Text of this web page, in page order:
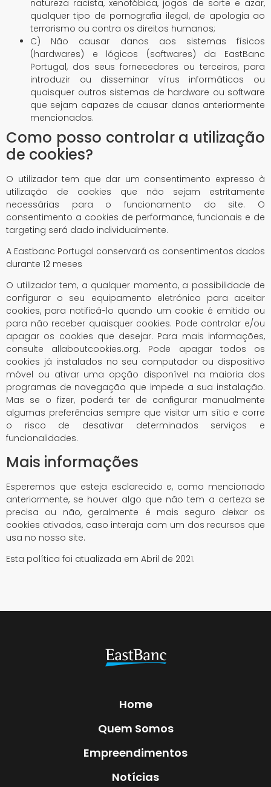
natureza racista, xenofóbica, jogos de sorte e azar,
qualquer tipo de pornografia ilegal, de apologia ao
terrorismo ou contra os direitos humanos;
C) Não causar danos aos sistemas físicos
(hardwares) e lógicos (softwares) da EastBanc
Portugal, dos seus fornecedores ou terceiros, para
introduzir ou disseminar vírus informáticos ou
quaisquer outros sistemas de hardware ou software
que sejam capazes de causar danos anteriormente
mencionados.
Como posso controlar a utilização
de cookies?
O utilizador tem que dar um consentimento expresso à
utilização de cookies que não sejam estritamente
necessárias para o funcionamento do site. O
consentimento a cookies de performance, funcionais e de
targeting será dado individualmente.
A Eastbanc Portugal conservará os consentimentos dados
durante 12 meses
O utilizador tem, a qualquer momento, a possibilidade de
configurar o seu equipamento eletrónico para aceitar
cookies, para notificá-lo quando um cookie é emitido ou
para não receber quaisquer cookies. Pode controlar e/ou
apagar os cookies que desejar. Para mais informações,
consulte allaboutcookies.org. Pode apagar todos os
cookies já instalados no seu computador ou dispositivo
móvel ou ativar uma opção disponível na maioria dos
programas de navegação que impede a sua instalação.
Mas se o fizer, poderá ter de configurar manualmente
algumas preferências sempre que visitar um sítio e corre
o risco de desativar determinados serviços e
funcionalidades.
Mais informações
Esperemos que esteja esclarecido e, como mencionado
anteriormente, se houver algo que não tem a certeza se
precisa ou não, geralmente é mais seguro deixar os
cookies ativados, caso interaja com um dos recursos que
usa no nosso site.
Esta política foi atualizada em Abril de 2021.
Home
Quem Somos
Empreendimentos
Notícias